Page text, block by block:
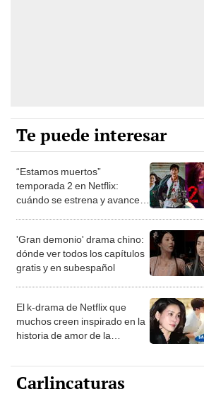
Te puede interesar
“Estamos muertos”
temporada 2 en Netflix:
cuándo se estrena y avances
'Gran demonio' drama chino:
dónde ver todos los capítulos
gratis y en subespañol
El k-drama de Netflix que
muchos creen inspirado en la
historia de amor de la
Carlincaturas